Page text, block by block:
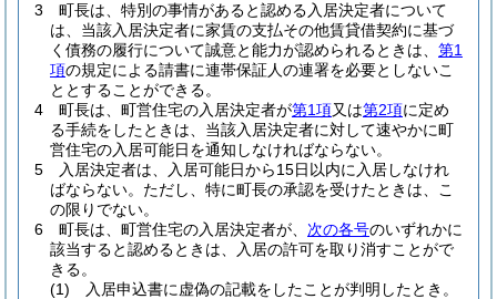
3
町長は、特別の事情があると認める入居決定者について
は、当該入居決定者に家賃の支払その他賃貸借契約に基づ
く債務の履行について誠意と能力が認められるときは、 第1
項の規定による請書に連帯保証人の連署を必要としないこ
ととすることができる。
4
町長は、町営住宅の入居決定者が第1項又は第2項に定め
る手続をしたときは、当該入居決定者に対して速やかに町
営住宅の入居可能日を通知しなければならない。
5
入居決定者は、入居可能日から15日以内に入居しなけれ
ばならない。 ただし、特に町長の承認を受けたときは、こ
の限りでない。
6
町長は、町営住宅の入居決定者が、 次の各号のいずれかに
該当すると認めるときは、入居の許可を取り消すことがで
きる。
(1)
入居申込書に虚偽の記載をしたことが判明したとき。